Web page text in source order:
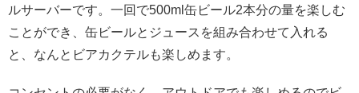
ルサーバーです。一回で500ml 缶ビール2本分の量を楽しむ
ことができ、缶ビールとジュースを組み合わせて入れる
と、なんとビアカクテルも楽しめます。